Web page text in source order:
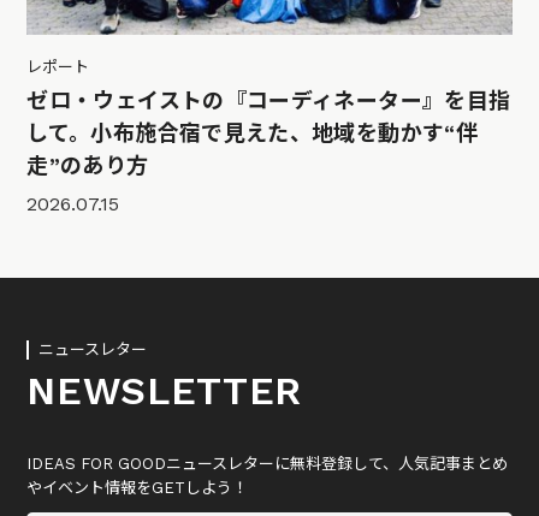
レポート
ゼロ・ウェイストの『コーディネーター』を目指
して。小布施合宿で見えた、地域を動かす“伴
走”のあり方
2026.07.15
ニュースレター
NEWSLETTER
IDEAS FOR GOODニュースレターに無料登録して、人気記事まとめ
やイベント情報をGETしよう！